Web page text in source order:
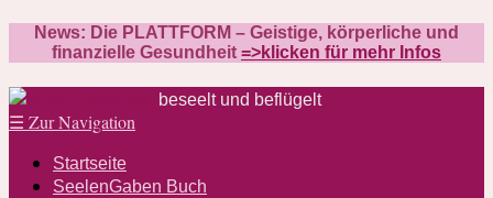
News: Die PLATTFORM – Geistige, körperliche und
finanzielle Gesundheit =>klicken für mehr Infos
beseelt und beflügelt
☰ Zur Navigation
Startseite
SeelenGaben Buch